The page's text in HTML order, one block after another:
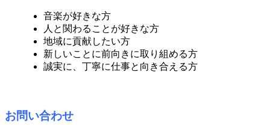
音楽が好きな方
人と関わることが好きな方
地域に貢献したい方
新しいことに前向きに取り組める方
誠実に、丁寧に仕事と向き合える方
お問い合わせ